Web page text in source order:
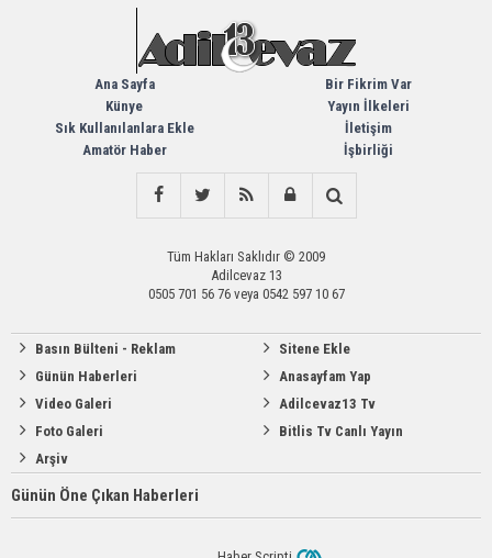
Ana Sayfa
Künye
Sık Kullanılanlara Ekle
Amatör Haber
Bir Fikrim Var
Yayın İlkeleri
İletişim
İşbirliği
Tüm Hakları Saklıdır © 2009
Adilcevaz 13
0505 701 56 76 veya 0542 597 10 67
Basın Bülteni - Reklam
Günün Haberleri
Video Galeri
Foto Galeri
Arşiv
Sitene Ekle
Anasayfam Yap
Adilcevaz13 Tv
Bitlis Tv Canlı Yayın
Günün Öne Çıkan Haberleri